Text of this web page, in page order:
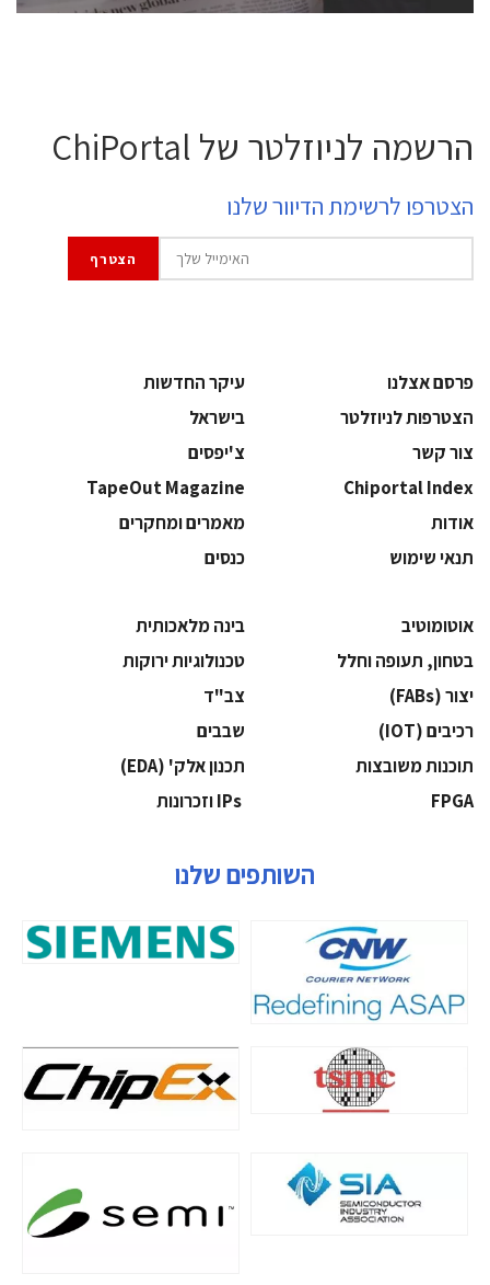
הרשמה לניוזלטר של ChiPortal
הצטרפו לרשימת הדיוור שלנו
פרסם אצלנו
עיקר החדשות
הצטרפות לניוזלטר
בישראל
צור קשר
צ'יפסים
Chiportal Index
TapeOut Magazine
אודות
מאמרים ומחקרים
תנאי שימוש
כנסים
אוטומוטיב
בינה מלאכותית
בטחון, תעופה וחלל
‫טכנולוגיות ירוקות‬
‫יצור (‪(FABs‬‬
‫צב"ד‬
‫רכיבים‬ (IOT)
‫שבבים‬
‫תוכנות משובצות‬
‫תכנון אלק' (‪(EDA‬‬
‫‪FPGA‬‬
השותפים שלנו